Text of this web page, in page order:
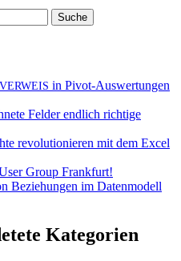
in Pivot-Auswertungen
Felder endlich richtige
revolutionieren mit dem Excel
Group Frankfurt!
Beziehungen im Datenmodell
Kategorien